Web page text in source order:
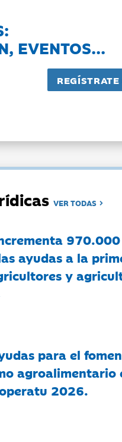
EVENTOS...
VER TODAS
ayudas a la
y
para el
agroalimentario
2026.